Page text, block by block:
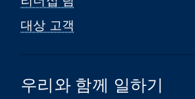
대상 고객
우리와 함께 일하기